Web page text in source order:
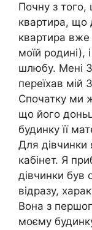
Почну з
квартира, що
квартира вже
моїй родині),
шлюбу. Мені
переїхав мій
Спочатку ми
що його
будинку її
Для дівчинки
кабінет. Я
дівчинки був
відразу,
Вона з
моєму